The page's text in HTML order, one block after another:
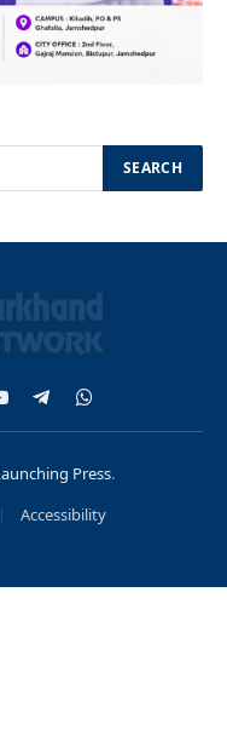
TelegramWhatsApp
Press.
Accessibility